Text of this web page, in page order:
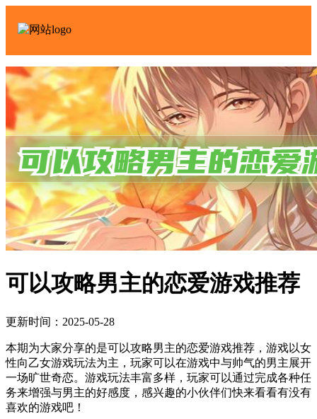
可以攻略男主的恋爱游戏推荐
更新时间：2025-05-28
本期为大家分享的是可以攻略男主的恋爱游戏推荐，游戏以女
性向乙女游戏玩法为主，玩家可以在游戏中与帅气的男主展开
一场旷世奇恋。游戏玩法丰富多样，玩家可以通过完成各种任
务来增强与男主的好感度，感兴趣的小伙伴们快来看看有没有
喜欢的游戏吧！